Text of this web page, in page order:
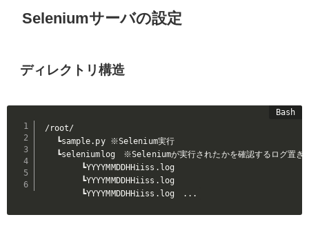
Seleniumサーバの設定
ディレクトリ構造
/root/
┗sample.py ※Selenium実行
┗seleniumlog　※Seleniumが実行されたかを確認するログ置き
┗YYYYMMDDHHiiss.log
┗YYYYMMDDHHiiss.log
┗YYYYMMDDHHiiss.log
.. .